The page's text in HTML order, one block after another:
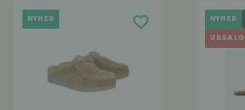
NYHED NYHED
UDSALG